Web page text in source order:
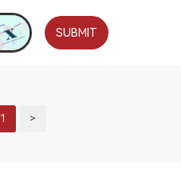
SUBMIT
1 >